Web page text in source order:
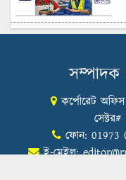
কর্পোরেট
ফোন: 01973
ই-মেইল: